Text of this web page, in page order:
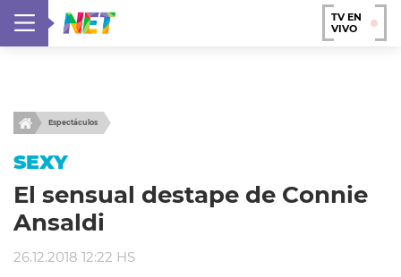
TV EN
VIVO
Espectáculos
SEXY
El sensual destape de Connie
Ansaldi
26.12.2018 12:22 HS